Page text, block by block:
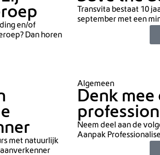
en/of
Dan horen
Transvita bestaat 10
september met een
met natuurlijk
Algemeen
Denk mee
Neem deel aan de
Aanpak